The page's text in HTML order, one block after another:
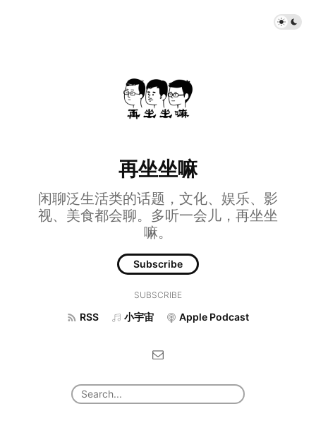
再坐坐嘛
闲聊泛生活类的话题，文化、娱乐、影
视、美食都会聊。多听一会儿，再坐坐
嘛。
Subscribe
SUBSCRIBE
RSS 小宇宙 Apple Podcast